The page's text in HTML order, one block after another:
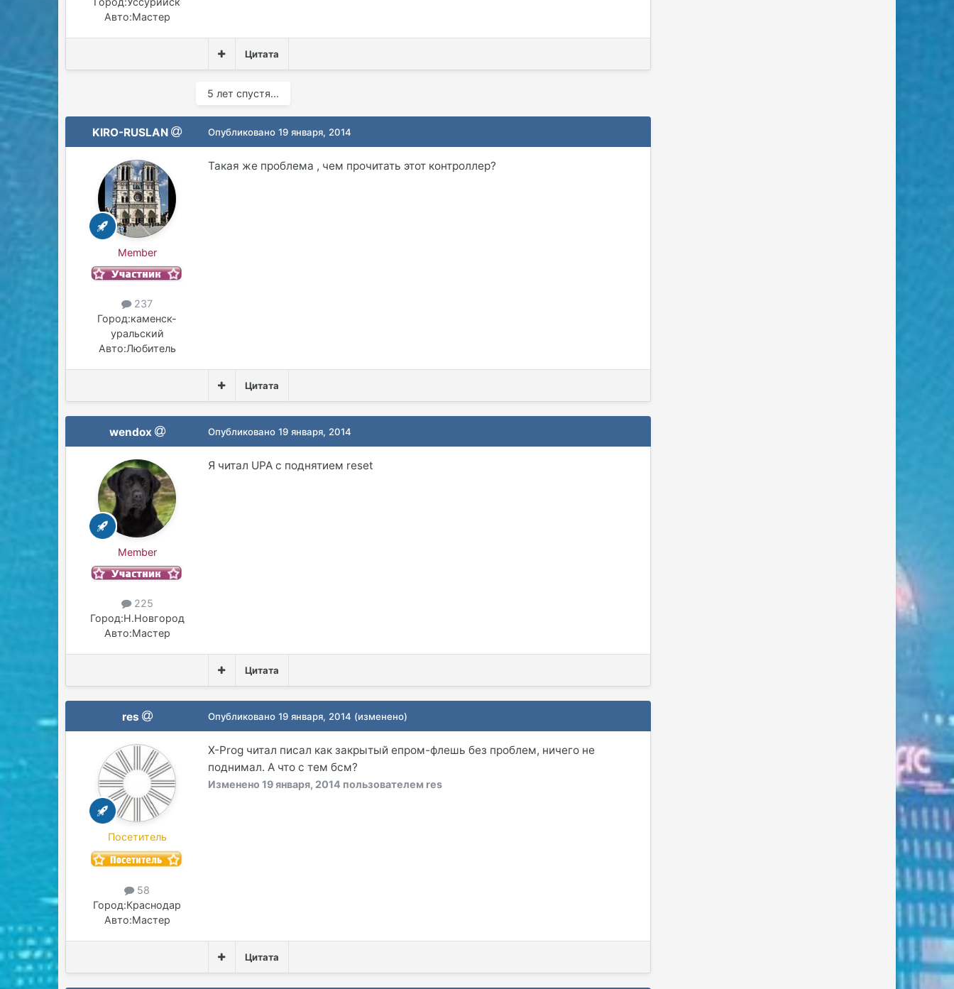
Авто:Мастер
Цитата
5 лет спустя...
KIRO-RUSLAN
Member
237
Город:каменск-
уральский
Авто:Любитель
Опубликовано19 января, 2014
Такая же проблема , чем прочитать этот контроллер?
Цитата
wendox
Member
225
Город:Н.Новгород
Авто:Мастер
Опубликовано19 января, 2014
Я читал UPA с поднятием reset
Цитата
res
Посетитель
58
Город:Краснодар
Авто:Мастер
Опубликовано19 января, 2014 (изменено)
Х-Prog читал писал как закрытый епром-флешь без проблем, ничего не
поднимал. А что с тем бсм?
Изменено19 января, 2014 пользователем res
Цитата